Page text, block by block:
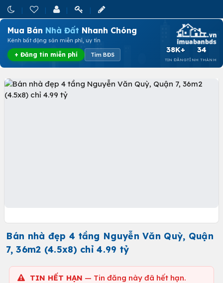
Mua Bán Nhà Đất Nhanh Chóng
Kênh bất động sản miễn phí, uy tín
+ Đăng tin miễn phí Tìm BĐS
38K+
TIN ĐĂNG
34
TỈNH THÀNH
Bán nhà đẹp 4 tầng Nguyễn Văn Quỳ, Quận
7, 36m2 (4.5x8) chỉ 4.99 tỷ
TIN HẾT HẠN — Tin đăng này đã hết hạn.